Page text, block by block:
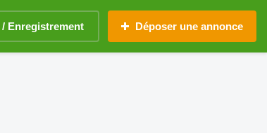
Enregistrement Déposer une annonce